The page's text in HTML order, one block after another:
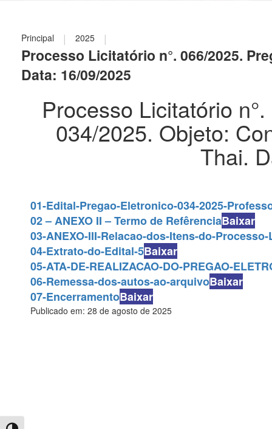
Principal | 2025 |
Processo Licitatório n°. 066/2025.
Data: 16/09/2025
Processo Licitatório
034/2025. Objeto:
Thai.
01-Edital-Pregao-Eletronico-034-2025-
02 – ANEXO II – Termo de RefêrenciaBaixar
03-ANEXO-III-Relacao-dos-Itens-do-
04-Extrato-do-Edital-5Baixar
05-ATA-DE-REALIZACAO-DO-PREGAO-
06-Remessa-dos-autos-ao-arquivoBaixar
07-EncerramentoBaixar
Publicado em: 28 de agosto de 2025